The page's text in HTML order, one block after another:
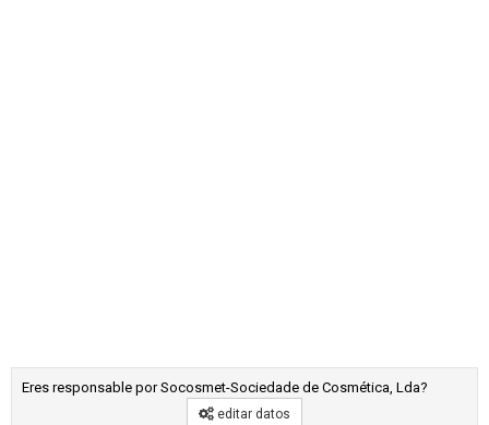
Eres responsable por Socosmet-Sociedade de Cosmética, Lda?
editar datos